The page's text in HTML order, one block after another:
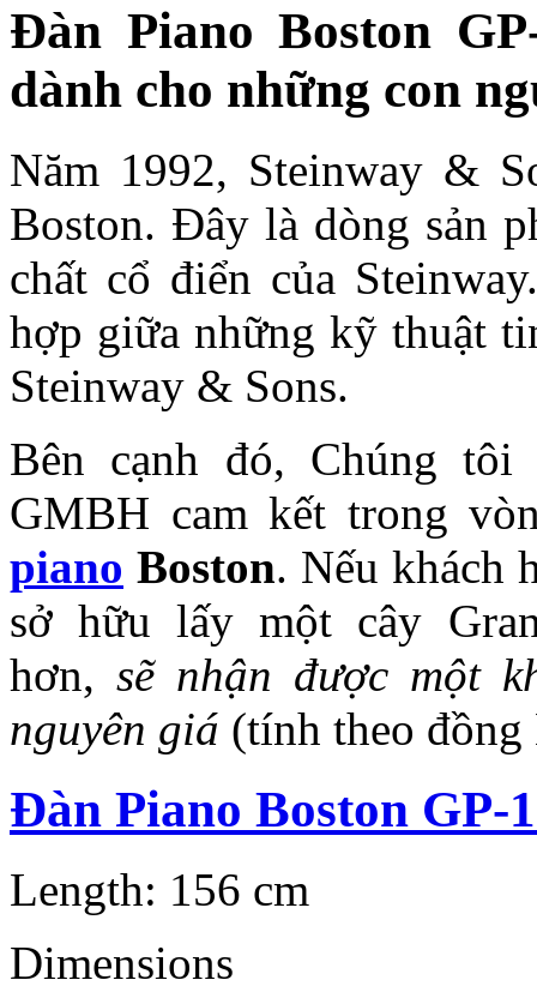
Đàn Piano Boston
dành cho những con
Năm 1992, Steinway &
Boston. Đây là dòng sản
chất cổ điển của
hợp giữa những kỹ thuật
Steinway & Sons.
Bên cạnh đó, Chúng tôi
GMBH cam kết trong
piano Boston. Nếu khách
sở hữu lấy một cây
hơn, sẽ nhận được một
nguyên giá (tính theo đồng
Đàn Piano Boston GP-
Length: 156 cm
Dimensions